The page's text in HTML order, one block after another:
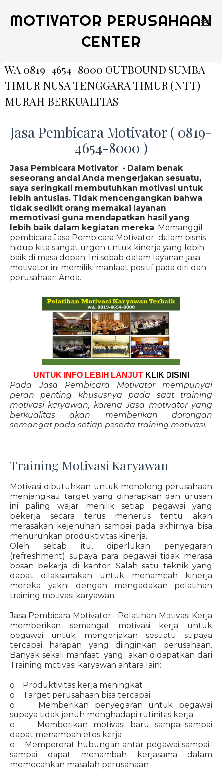
MOTIVATOR PERUSAHAAN
CENTER
WA 0819-4654-8000 OUTBOUND SUMBA
TIMUR NUSA TENGGARA TIMUR (NTT)
MURAH BERKUALITAS
Jasa Pembicara Motivator ( 0819-
4654-8000 )
Jasa Pembicara Motivator - Dalam benak
seseorang andai Anda mengerjakan sesuatu,
saya seringkali membutuhkan motivasi untuk
lebih antusias. Tidak mencengangkan bahwa
tidak sedikit orang memakai layanan
memotivasi guna mendapatkan hasil yang
lebih baik dalam kegiatan mereka. Memanggil
pembicara Jasa Pembicara Motivator dalam bisnis
hidup kita sangat urgen untuk kinerja yang lebih
baik di masa depan. Ini sebab dalam layanan jasa
motivator ini memiliki manfaat positif pada diri dan
perusahaan Anda.
UNTUK INFO LEBIH LANJUT KLIK DISINI
Pada Jasa Pembicara Motivator mempunyai
peran penting khususnya pada saat training
motivasi karyawan, karena Jasa motivator yang
berkualitas akan memberikan dorongan
semangat pada setiap peserta training motivasi.
Training Motivasi Karyawan
Motivasi dibutuhkan untuk menolong perusahaan
menjangkau target yang diharapkan dan urusan
ini paling wajar menilik setiap pegawai yang
bekerja secara terus menerus tentu akan
merasakan kejenuhan sampai pada akhirnya bisa
menurunkan produktivitas kinerja.
Oleh sebab itu, diperlukan penyegaran
(refreshment) supaya para pegawai tidak merasa
bosan bekerja di kantor. Salah satu teknik yang
dapat dilaksanakan untuk menambah kinerja
mereka yakni dengan mengadakan pelatihan
training motivasi karyawan.
Jasa Pembicara Motivator - Pelatihan Motivasi Kerja
memberikan semangat motivasi kerja untuk
pegawai untuk mengerjakan sesuatu supaya
tercapai harapan yang diinginkan perusahaan.
Banyak sekali manfaat yang akan didapatkan dari
Training motivasi karyawan antara lain:
o Produktivitas kerja meningkat
o Target perusahaan bisa tercapai
o Memberikan penyegaran untuk pegawai
supaya tidak jenuh menghadapi rutinitas kerja
o Memberikan motivasi baru sampai-sampai
dapat menambah etos kerja
o Mempererat hubungan antar pegawai sampai-
sampai dapat menambah kerjasama dalam
memecahkan masalah perusahaan